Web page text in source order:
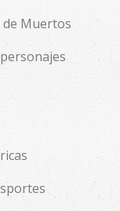
de Muertos